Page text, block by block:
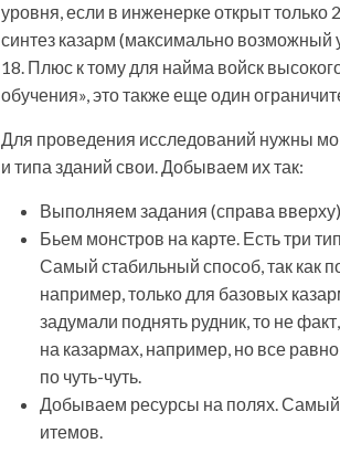
уровня, если в инженерке открыт только
синтез казарм (максимально
18. Плюс к тому для найма войск
обучения», это также еще один
Для проведения исследований нужны
и типа зданий свои. Добываем их так:
Выполняем задания (справа
Бьем монстров на карте. Есть три
Самый стабильный способ, так как
например, только для базовых
задумали поднять рудник, то не
на казармах, например, но все
по чуть-чуть.
Добываем ресурсы на полях. Самый
итемов.